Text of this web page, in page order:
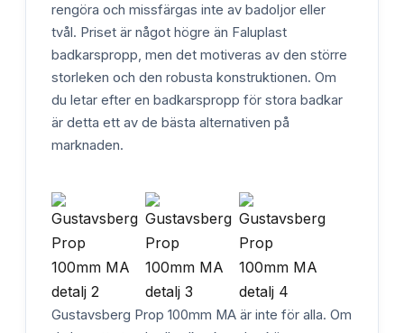
rengöra och missfärgas inte av badoljor eller
tvål. Priset är något högre än Faluplast
badkarspropp, men det motiveras av den större
storleken och den robusta konstruktionen. Om
du letar efter en badkarspropp för stora badkar
är detta ett av de bästa alternativen på
marknaden.
Gustavsberg Prop 100mm MA är inte för alla. Om